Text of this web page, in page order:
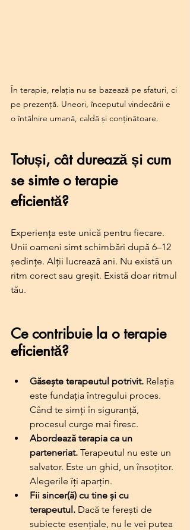
În terapie, relația nu se bazează pe sfaturi, ci
pe prezență. Uneori, începutul vindecării e
o întâlnire umană, caldă și conținătoare.
Totuși, cât durează și cum
se simte o terapie
eficientă?
Experiența este unică pentru fiecare.
Unii oameni simt schimbări după 6–12
ședințe. Alții lucrează ani. Nu există un
ritm corect sau greșit. Există doar ritmul
tău.
Ce contribuie la o terapie
eficientă?
Găsește terapeutul potrivit. Relația
este fundația întregului proces.
Când te simți în siguranță,
procesul curge mai firesc.
Abordează terapia ca un
parteneriat. Terapeutul nu este un
salvator. Este un ghid, un însoțitor.
Alegerile îți aparțin.
Fii sincer(ă) cu tine și cu
terapeutul. Dacă te ferești de
subiecte esențiale, nu le vei putea